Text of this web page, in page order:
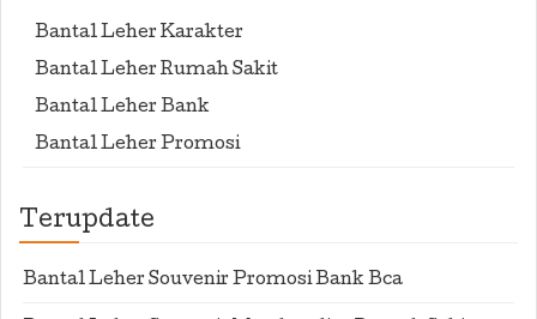
Bantal Leher Karakter
Bantal Leher Rumah Sakit
Bantal Leher Bank
Bantal Leher Promosi
Terupdate
Bantal Leher Souvenir Promosi Bank Bca